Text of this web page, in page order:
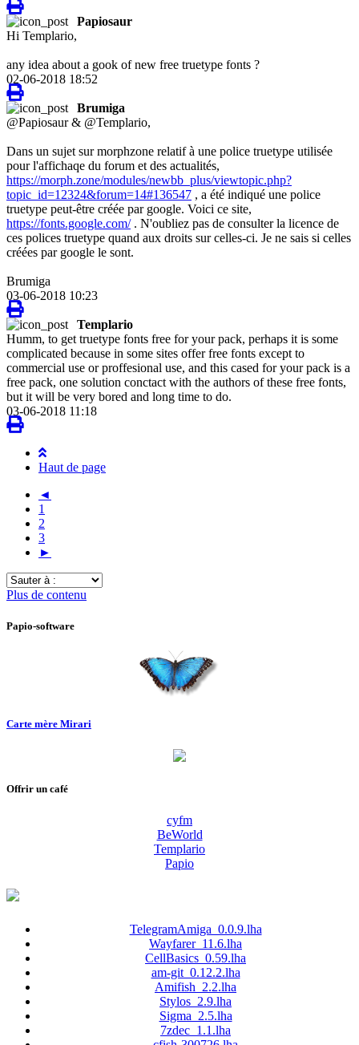
Papiosaur
Hi Templario,
any idea about a gook of new free truetype fonts ?
02-06-2018 18:52
Brumiga
@Papiosaur & @Templario,
Dans un sujet sur morphzone relatif à une police truetype utilisée
pour l'affichaqe du forum et des actualités,
https://morph.zone/modules/newbb_plus/viewtopic.php?
topic_id=12324&forum=14#136547 , a été indiqué une police
truetype peut-être créée par google. Voici ce site,
https://fonts.google.com/. N'oubliez pas de consulter la licence de
ces polices truetype quand aux droits sur celles-ci. Je ne sais si celles
créées par google le sont.
Brumiga
03-06-2018 10:23
Templario
Humm, to get truetype fonts free for your pack, perhaps it is some
complicated because in some sites offer free fonts except to
commercial use or proffesional use, and this cased for your pack is a
free pack, one solution conctact with the authors of these free fonts,
but it will be very bored and long time to do.
03-06-2018 11:18
Haut de page
◄
1
2
3
►
Sauter
à
Plus de contenu
Papio-software
Carte mère Mirari
Offrir un café
cyfm
BeWorld
Templario
Papio
TelegramAmiga_0.0.9.lha
Wayfarer_11.6.lha
CellBasics_0.59.lha
am-git_0.12.2.lha
Amifish_2.2.lha
Stylos_2.9.lha
Sigma_2.5.lha
7zdec_1.1.lha